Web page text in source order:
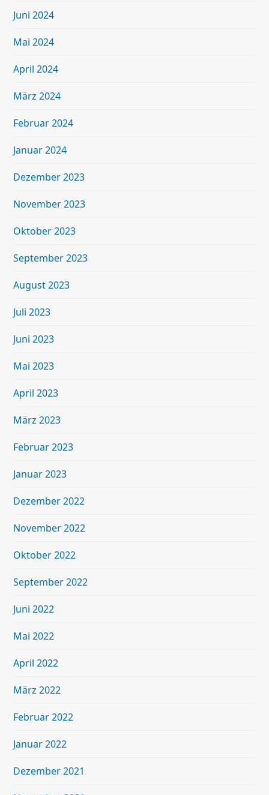
Juni 2024
Mai 2024
April 2024
März 2024
Februar 2024
Januar 2024
Dezember 2023
November 2023
Oktober 2023
September 2023
August 2023
Juli 2023
Juni 2023
Mai 2023
April 2023
März 2023
Februar 2023
Januar 2023
Dezember 2022
November 2022
Oktober 2022
September 2022
Juni 2022
Mai 2022
April 2022
März 2022
Februar 2022
Januar 2022
Dezember 2021